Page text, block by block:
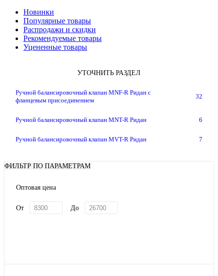
Новинки
Популярные товары
Распродажи и скидки
Рекомендуемые товары
Уцененные товары
УТОЧНИТЬ РАЗДЕЛ
Ручной балансировочный клапан MNF-R Ридан с
фланцевым присоединением
32
Ручной балансировочный клапан MNT-R Ридан 6
Ручной балансировочный клапан MVT-R Ридан 7
ФИЛЬТР ПО ПАРАМЕТРАМ
Оптовая цена
От До